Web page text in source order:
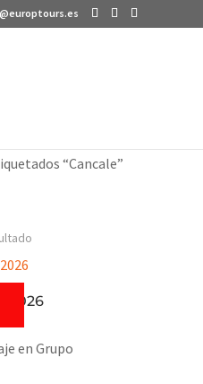
“Cancale”
2026
en Grupo